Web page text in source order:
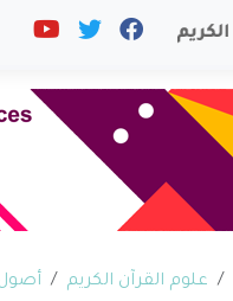
علوم القرآن الكريم أصول